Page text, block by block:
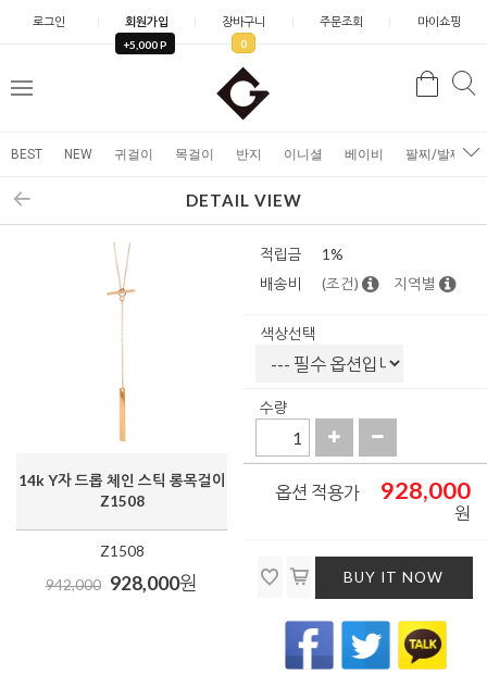
로그인 회원가입
+5,000 P
장바구니
0
주문조회 마이쇼핑
메
검
BEST NEW 귀걸이 목걸이 반지 이니셜 베이비 팔찌/발찌
DETAIL VIEW
14k Y자 드롭 체인 스틱 롱목걸이
Z1508
Z1508
942,000 928,000원
적립금
1%
배송비
(조건) 지역별
색상선택
수량
옵션 적용가 928,000
원
BUY IT NOW